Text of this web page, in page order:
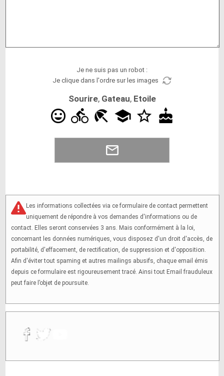
Je ne suis pas un robot :
Je clique dans l'ordre sur les images
Sourire, Gateau, Etoile
Les informations collectées via ce formulaire de contact permettent
uniquement de répondre à vos demandes d'informations ou de
contact. Elles seront conservées 3 ans. Mais conformément à la loi,
concernant les données numériques, vous disposez d'un droit d'accès, de
portabilité, d'effacement, de rectification, de suppression et d'opposition.
Afin d'éviter tout spaming et autres mailings abusifs, chaque email émis
depuis ce formulaire est rigoureusement tracé. Ainsi tout Email frauduleux
peut faire l’objet de poursuite.